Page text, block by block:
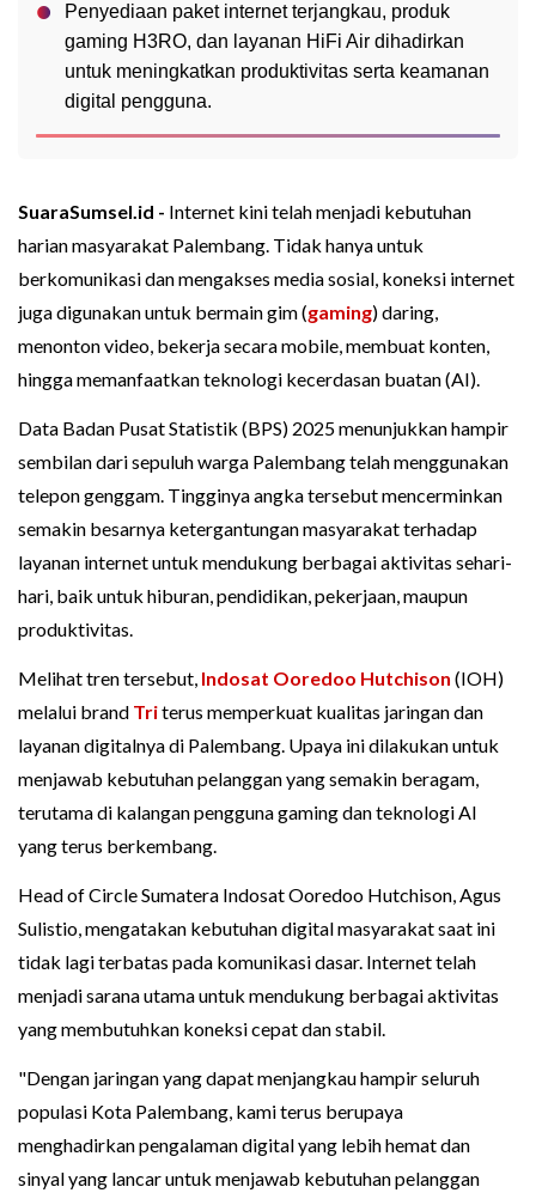
Penyediaan paket internet terjangkau, produk
gaming H3RO, dan layanan HiFi Air dihadirkan
untuk meningkatkan produktivitas serta keamanan
digital pengguna.
SuaraSumsel.id - Internet kini telah menjadi kebutuhan
harian masyarakat Palembang. Tidak hanya untuk
berkomunikasi dan mengakses media sosial, koneksi internet
juga digunakan untuk bermain gim (gaming) daring,
menonton video, bekerja secara mobile, membuat konten,
hingga memanfaatkan teknologi kecerdasan buatan (AI).
Data Badan Pusat Statistik (BPS) 2025 menunjukkan hampir
sembilan dari sepuluh warga Palembang telah menggunakan
telepon genggam. Tingginya angka tersebut mencerminkan
semakin besarnya ketergantungan masyarakat terhadap
layanan internet untuk mendukung berbagai aktivitas sehari-
hari, baik untuk hiburan, pendidikan, pekerjaan, maupun
produktivitas.
Melihat tren tersebut, Indosat Ooredoo Hutchison (IOH)
melalui brand Triterus memperkuat kualitas jaringan dan
layanan digitalnya di Palembang. Upaya ini dilakukan untuk
menjawab kebutuhan pelanggan yang semakin beragam,
terutama di kalangan pengguna gaming dan teknologi AI
yang terus berkembang.
Head of Circle Sumatera Indosat Ooredoo Hutchison, Agus
Sulistio, mengatakan kebutuhan digital masyarakat saat ini
tidak lagi terbatas pada komunikasi dasar. Internet telah
menjadi sarana utama untuk mendukung berbagai aktivitas
yang membutuhkan koneksi cepat dan stabil.
"Dengan jaringan yang dapat menjangkau hampir seluruh
populasi Kota Palembang, kami terus berupaya
menghadirkan pengalaman digital yang lebih hemat dan
sinyal yang lancar untuk menjawab kebutuhan pelanggan